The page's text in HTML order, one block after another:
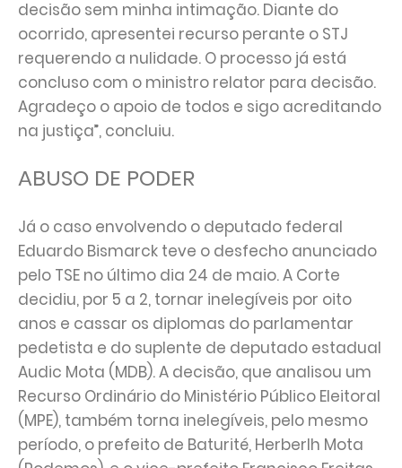
decisão sem minha intimação. Diante do
ocorrido, apresentei recurso perante o STJ
requerendo a nulidade. O processo já está
concluso com o ministro relator para decisão.
Agradeço o apoio de todos e sigo acreditando
na justiça”, concluiu.
ABUSO DE PODER
Já o caso envolvendo o deputado federal
Eduardo Bismarck teve o desfecho anunciado
pelo TSE no último dia 24 de maio. A Corte
decidiu, por 5 a 2, tornar inelegíveis por oito
anos e cassar os diplomas do parlamentar
pedetista e do suplente de deputado estadual
Audic Mota (MDB). A decisão, que analisou um
Recurso Ordinário do Ministério Público Eleitoral
(MPE), também torna inelegíveis, pelo mesmo
período, o prefeito de Baturité, Herberlh Mota